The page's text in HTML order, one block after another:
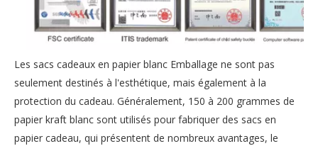
Les sacs cadeaux en papier blanc Emballage ne sont pas
seulement destinés à l'esthétique, mais également à la
protection du cadeau. Généralement, 150 à 200 grammes de
papier kraft blanc sont utilisés pour fabriquer des sacs en
papier cadeau, qui présentent de nombreux avantages, le